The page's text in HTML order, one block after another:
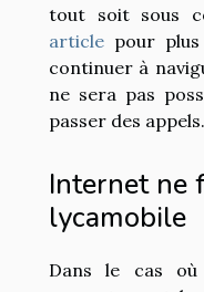
tout soit sous
article pour
continuer à
ne sera pas
passer des appels.
Internet ne
lycamobile
Dans le cas